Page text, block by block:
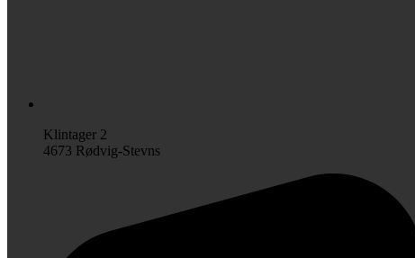
Klintager 2
4673 Rødvig-Stevns